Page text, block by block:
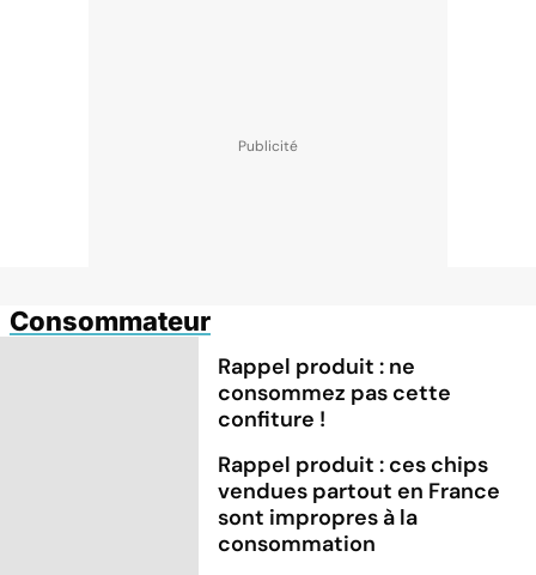
Consommateur
Rappel produit : ne
consommez pas cette
confiture !
Rappel produit : ces chips
vendues partout en France
sont impropres à la
consommation